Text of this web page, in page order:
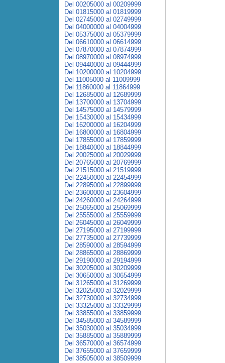
Del 00205000 al 00209999
Del 01815000 al 01819999
Del 02745000 al 02749999
Del 04000000 al 04004999
Del 05375000 al 05379999
Del 06610000 al 06614999
Del 07870000 al 07874999
Del 08970000 al 08974999
Del 09440000 al 09444999
Del 10200000 al 10204999
Del 11005000 al 11009999
Del 11860000 al 11864999
Del 12685000 al 12689999
Del 13700000 al 13704999
Del 14575000 al 14579999
Del 15430000 al 15434999
Del 16200000 al 16204999
Del 16800000 al 16804999
Del 17855000 al 17859999
Del 18840000 al 18844999
Del 20025000 al 20029999
Del 20765000 al 20769999
Del 21515000 al 21519999
Del 22450000 al 22454999
Del 22895000 al 22899999
Del 23600000 al 23604999
Del 24260000 al 24264999
Del 25065000 al 25069999
Del 25555000 al 25559999
Del 26045000 al 26049999
Del 27195000 al 27199999
Del 27735000 al 27739999
Del 28590000 al 28594999
Del 28865000 al 28869999
Del 29190000 al 29194999
Del 30205000 al 30209999
Del 30650000 al 30654999
Del 31265000 al 31269999
Del 32025000 al 32029999
Del 32730000 al 32734999
Del 33325000 al 33329999
Del 33855000 al 33859999
Del 34585000 al 34589999
Del 35030000 al 35034999
Del 35885000 al 35889999
Del 36570000 al 36574999
Del 37655000 al 37659999
Del 38505000 al 38509999